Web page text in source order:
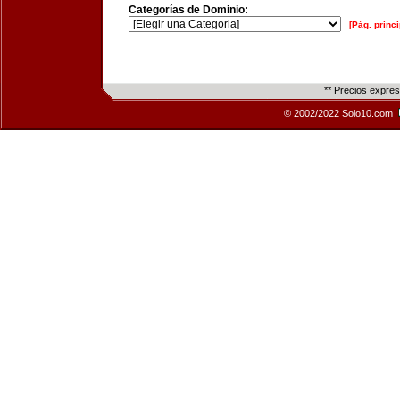
Categorías de Dominio:
[Pág.
** Precios
© 2002/2022 Solo10.com